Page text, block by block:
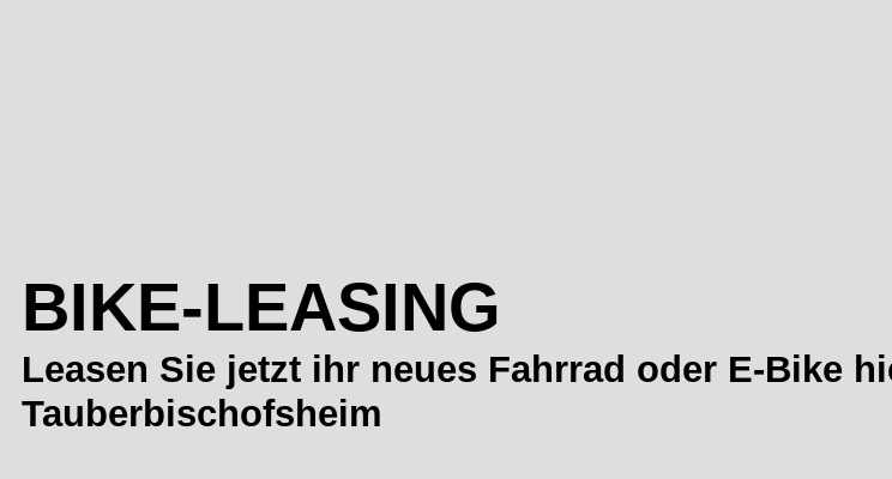
BIKE-LEASING
Leasen Sie jetzt ihr neues Fahrrad oder E-Bike
Tauberbischofsheim